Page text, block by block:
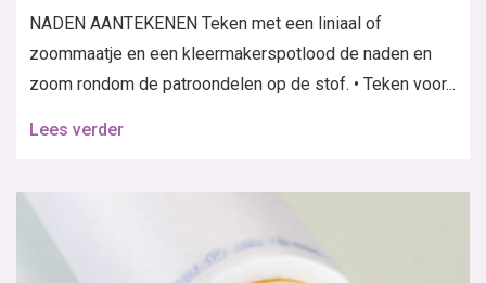
NADEN AANTEKENEN Teken met een liniaal of
zoommaatje en een kleermakerspotlood de naden en
zoom rondom de patroondelen op de stof. • Teken voor...
Lees verder